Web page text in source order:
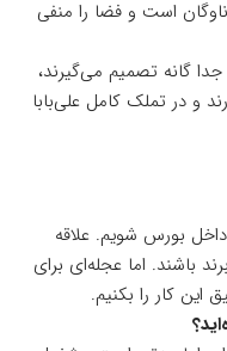
است و فضا را منفی
گانه تصمیم می‌گیرند،
و در تملک کامل علی‌بابا‌
بورس شویم. علاقه
باشند. اما عجله‌ای برای
کار را بکنیم.